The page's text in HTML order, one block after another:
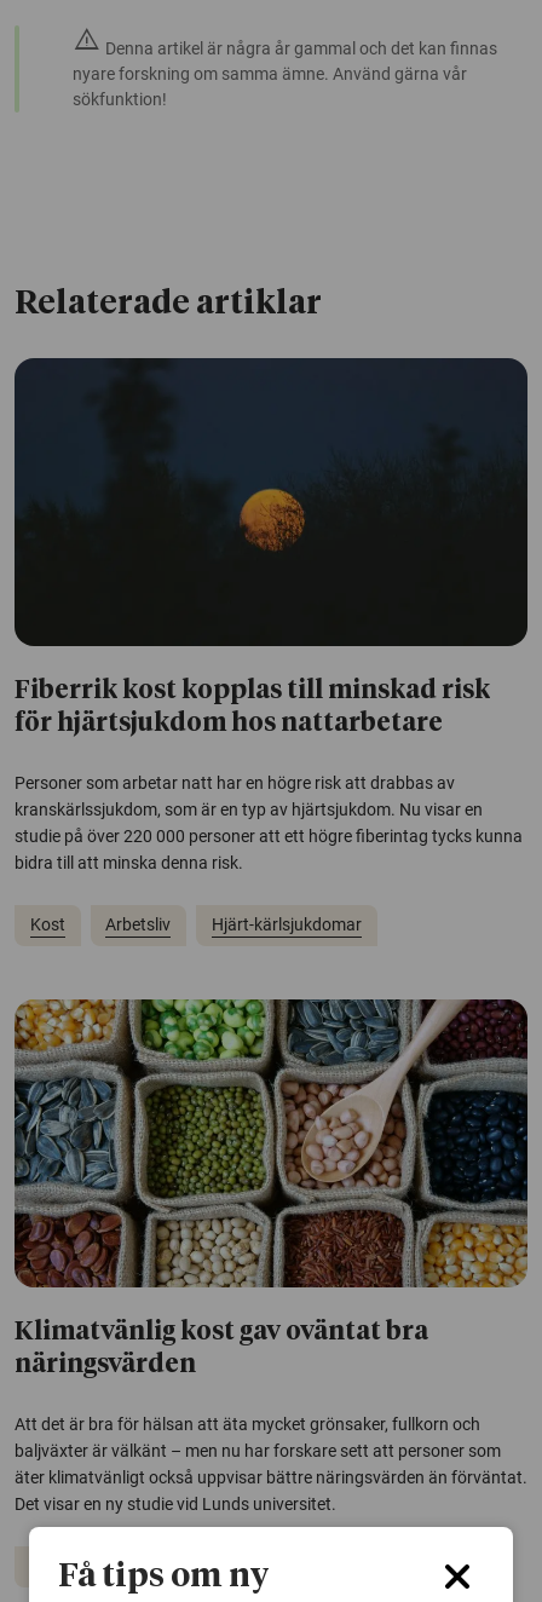
warning Denna artikel är några år gammal och det kan finnas
nyare forskning om samma ämne. Använd gärna vår
sökfunktion!
Relaterade artiklar
Fiberrik kost kopplas till minskad risk
för hjärtsjukdom hos nattarbetare
Personer som arbetar natt har en högre risk att drabbas av
kranskärlssjukdom, som är en typ av hjärtsjukdom. Nu visar en
studie på över 220 000 personer att ett högre fiberintag tycks kunna
bidra till att minska denna risk.
Kost Arbetsliv Hjärt-kärlsjukdomar
Klimatvänlig kost gav oväntat bra
näringsvärden
Att det är bra för hälsan att äta mycket grönsaker, fullkorn och
baljväxter är välkänt – men nu har forskare sett att personer som
äter klimatvänligt också uppvisar bättre näringsvärden än förväntat.
Det visar en ny studie vid Lunds universitet.
Kost Klimatet
Få tips om ny